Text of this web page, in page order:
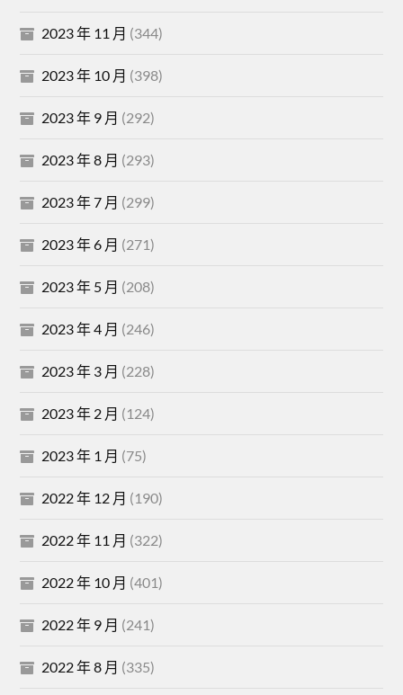
2023 年 11 月 (344)
2023 年 10 月 (398)
2023 年 9 月 (292)
2023 年 8 月 (293)
2023 年 7 月 (299)
2023 年 6 月 (271)
2023 年 5 月 (208)
2023 年 4 月 (246)
2023 年 3 月 (228)
2023 年 2 月 (124)
2023 年 1 月 (75)
2022 年 12 月 (190)
2022 年 11 月 (322)
2022 年 10 月 (401)
2022 年 9 月 (241)
2022 年 8 月 (335)